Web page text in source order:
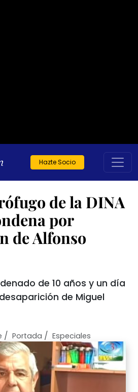
Hazte Socio
de la DINA
por
de Alfonso
de 10 años y un día
de Miguel
/ Portada / Especiales